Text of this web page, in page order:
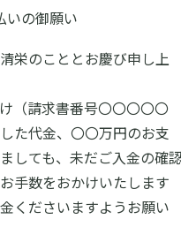
いの御願い
栄のこととお慶び申し上
（請求書番号〇〇〇〇〇
た代金、〇〇万円のお支
しても、未だご入金の確
手数をおかけいたします
くださいますようお願い